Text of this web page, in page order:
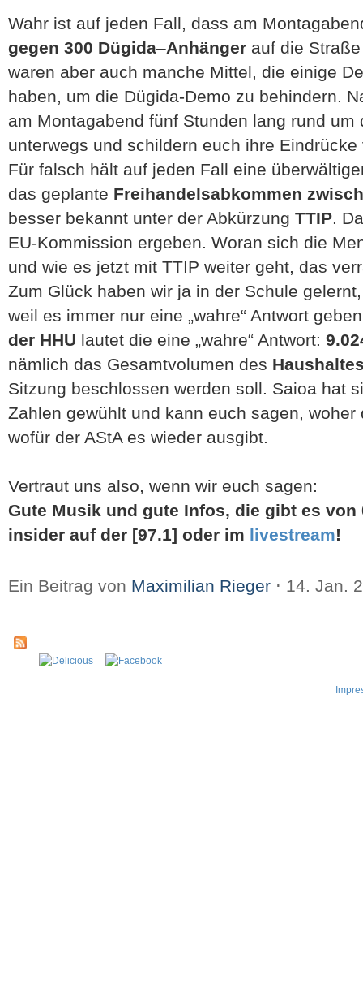
Wahr ist auf jeden Fall, dass am
gegen 300 Dügida–Anhänger auf die
waren aber auch manche Mittel, die einige
haben, um die Dügida-Demo zu behindern.
am Montagabend fünf Stunden lang rund um
unterwegs und schildern euch ihre
Für falsch hält auf jeden Fall eine
das geplante Freihandelsabkommen
besser bekannt unter der Abkürzung TTIP.
EU-Kommission ergeben. Woran sich die
und wie es jetzt mit TTIP weiter geht, das
Zum Glück haben wir ja in der Schule
weil es immer nur eine „wahre“ Antwort
der HHU lautet die eine „wahre“ Antwort:
nämlich das Gesamtvolumen des
Sitzung beschlossen werden soll. Saioa hat
Zahlen gewühlt und kann euch sagen, woher
wofür der AStA es wieder ausgibt.
Vertraut uns also, wenn wir euch sagen:
Gute Musik und gute Infos, die gibt es von
insider auf der [97.1] oder im livestream!
Ein Beitrag von Maximilian Rieger ⋅ 14. Jan.